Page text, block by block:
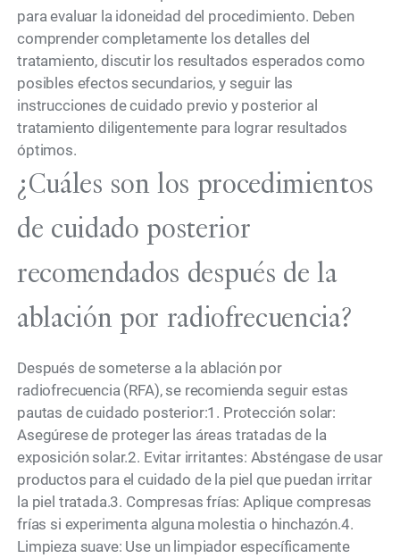
para evaluar la idoneidad del procedimiento. Deben
comprender completamente los detalles del
tratamiento, discutir los resultados esperados como
posibles efectos secundarios, y seguir las
instrucciones de cuidado previo y posterior al
tratamiento diligentemente para lograr resultados
óptimos.
¿Cuáles son los procedimientos
de cuidado posterior
recomendados después de la
ablación por radiofrecuencia?
Después de someterse a la ablación por
radiofrecuencia (RFA), se recomienda seguir estas
pautas de cuidado posterior:1. Protección solar:
Asegúrese de proteger las áreas tratadas de la
exposición solar.2. Evitar irritantes: Absténgase de usar
productos para el cuidado de la piel que puedan irritar
la piel tratada.3. Compresas frías: Aplique compresas
frías si experimenta alguna molestia o hinchazón.4.
Limpieza suave: Use un limpiador específicamente